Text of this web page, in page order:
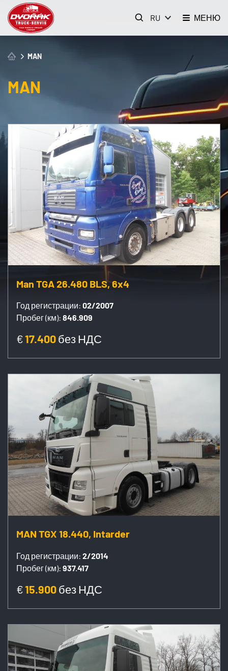
МЕНЮ
RU
MAN
MAN
Man TGA 26.480 BLS, 6x4
Год регистрации: 02/2007
Пробег (км): 846.909
€17.400без НДС
MAN TGX 18.440, Intarder
Год регистрации: 2/2014
Пробег (км): 937.417
€15.900без НДС